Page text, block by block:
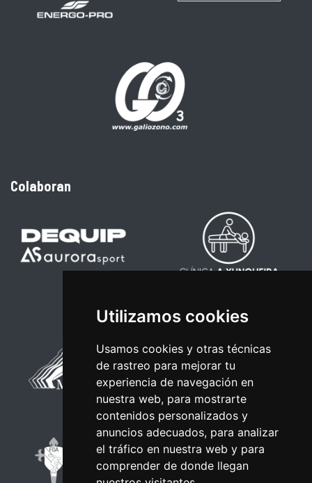
Utilizamos cookies
Usamos cookies y otras técnicas
de rastreo para mejorar tu
experiencia de navegación en
nuestra web, para mostrarte
contenidos personalizados y
anuncios adecuados, para analizar
el tráfico en nuestra web y para
comprender de donde llegan
Colaboran